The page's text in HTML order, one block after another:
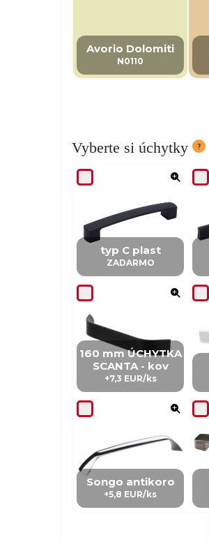
Avorio Dolomiti
N0110
Vyberte si úchytky
typ C plast
ZADARMO
160 mm ÚCHYTKA
SCANTA - kov
+7,3 EUR/ks
Songo antikoro
+5,8 EUR/ks